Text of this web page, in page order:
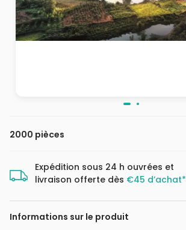
2000 pièces
Expédition sous 24 h ouvrées et
livraison offerte dès €45 d’achat*
Informations sur le produit